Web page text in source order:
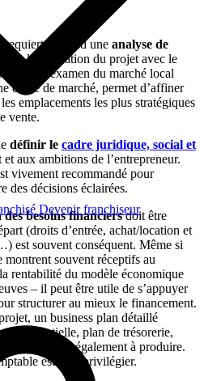
Devenir franchiseur
d’abord une analyse de
l’adéquation du projet avec le
L’examen du marché local
étude de marché, permet d’affiner
emplacements les plus stratégiques
vente.
définir le cadre juridique, social et
et aux ambitions de l’entrepreneur.
vivement recommandé pour
des décisions éclairées.
besoins financiersdoit être
(droits d’entrée, achat/location et
est souvent conséquent. Même si
montrent souvent réceptifs au
rentabilité du modèle économique
– il peut être utile de s’appuyer
structurer au mieux le financement.
un business plan détaillé
plan de trésorerie,
est également à produire.
est ici à privilégier.